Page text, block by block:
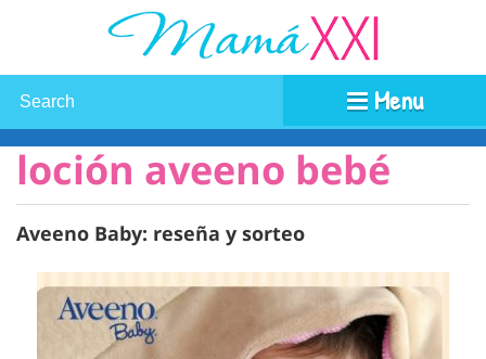
Menu
loción aveeno bebé
Aveeno Baby: reseña y sorteo